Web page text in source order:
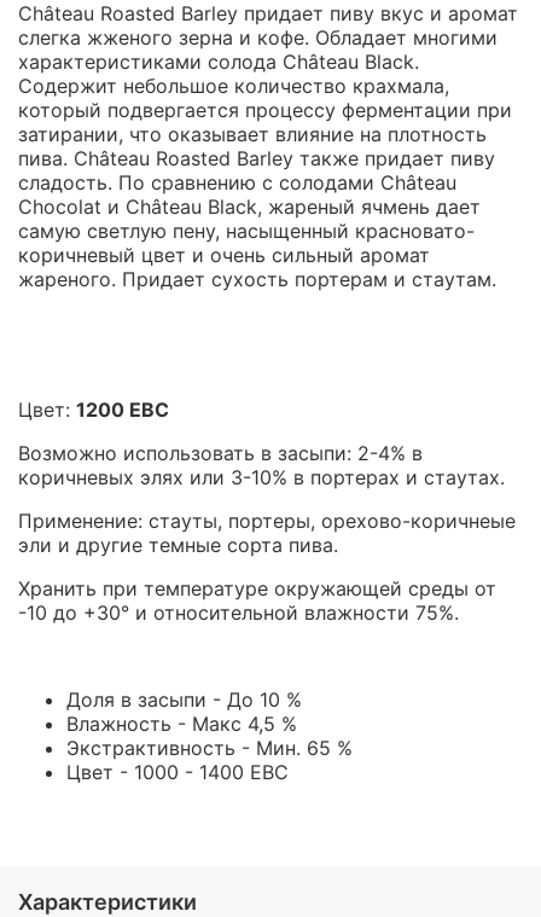
Château Roasted Barley придает пиву вкус и аромат
слегка жженого зерна и кофе. Обладает многими
характеристиками солода Château Black.
Содержит небольшое количество крахмала,
который подвергается процессу ферментации при
затирании, что оказывает влияние на плотность
пива. Château Roasted Barley также придает пиву
сладость. По сравнению с солодами Château
Chocolat и Château Black, жареный ячмень дает
самую светлую пену, насыщенный красновато-
коричневый цвет и очень сильный аромат
жареного. Придает сухость портерам и стаутам.
Цвет: 1200 EBC
Возможно использовать в засыпи: 2-4% в
коричневых элях или 3-10% в портерах и стаутах.
Применение: cтауты, портеры, орехово-коричнеые
эли и другие темные сорта пива.
Хранить при температуре окружающей среды от
-10 до +30° и относительной влажности 75%.
Доля в засыпи - До 10 %
Влажность - Макс 4,5 %
Экстрактивность - Мин. 65 %
Цвет - 1000 - 1400 EBC
Характеристики